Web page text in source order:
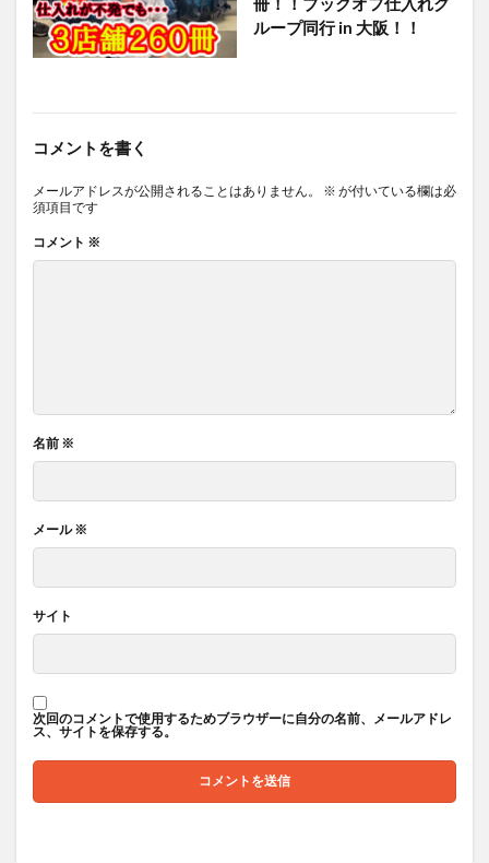
ループ同行 in 大阪！！
コメントを書く
メールアドレスが公開されることはありません。 ※ が付いている欄は必
須項目です
コメント ※
名前 ※
メール※
サイト
次回のコメントで使用するためブラウザーに自分の名前、メールアドレ
ス、サイトを保存する。